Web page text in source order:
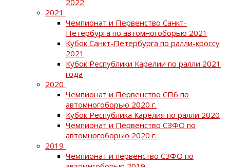
2021
Чемпионат и Первенство Санкт-
Петербурга по автомногоборью 2021
Кубок Санкт-Петербурга по ралли-кроссу
2021
Кубок Республики Карелии по ралли 2021
года
2020
Чемпионат и Первенство СПб по
автомногоборью 2020 г.
Кубок Республика Карелия по ралли 2020
Чемпионат и Первенство СЗФО по
автомногоборью 2020 г.
2019
Чемпионат и первенство СЗФО по